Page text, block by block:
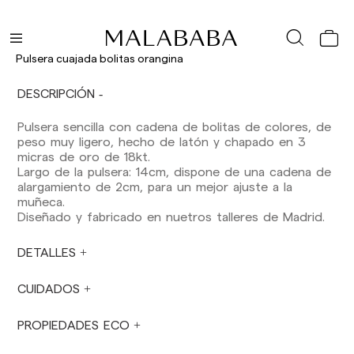
Pulsera cuajada bolitas orangina
DESCRIPCIÓN
Pulsera sencilla con cadena de bolitas de colores, de
peso muy ligero, hecho de latón y chapado en 3
micras de oro de 18kt.
Largo de la pulsera: 14cm, dispone de una cadena de
alargamiento de 2cm, para un mejor ajuste a la
muñeca.
Diseñado y fabricado en nuetros talleres de Madrid.
DETALLES
CUIDADOS
PROPIEDADES ECO
Canarias, Ceuta y Melilla: 7-10 días laborables.
Excepto pre-orders.
Envíos a Europa: 3-5 días laborables. Excepto
pre-orders.
Envíos a USA: 5-7 días laborables
Envíos fuera de la Comunidad Europea: 10-13
días laborables. Excepto pre-orders.Por favor,
ten en cuenta que, si estás fuera de la Unión
Europea, deberás estar al tanto y hacerte
cargo de los impuestos de aduanas locales.
que el pago ha sido confirmado y en el
16:00 h. Los pedidos realizados fuera de ese
festivos.